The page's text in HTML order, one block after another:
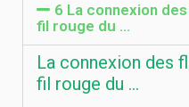
6 La connexion
fil rouge du ...
La connexion des
fil rouge du ...